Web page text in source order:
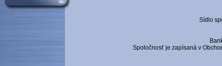
Sídlo
Spoločnosť je zapísaná v